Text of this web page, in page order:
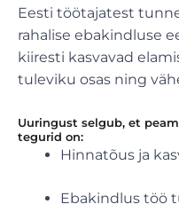
Eesti töötajatest
rahalise ebakindluse
kiiresti kasvavad
tuleviku osas ning
Uuringust selgub, et
tegurid on:
Hinnatõus ja
Ebakindlus töö